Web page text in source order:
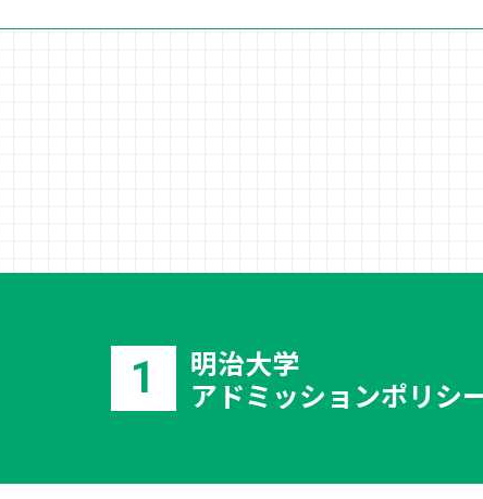
1
明治大学
アドミッションポリシ